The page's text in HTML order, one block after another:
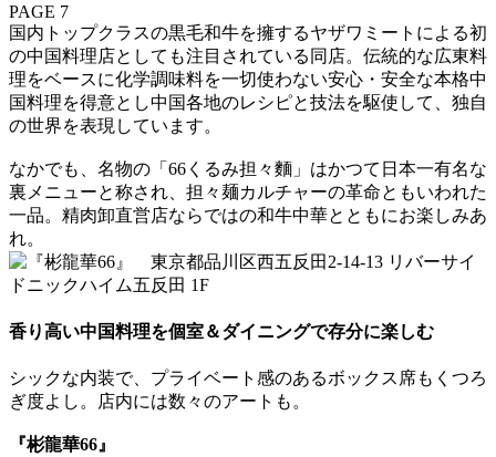
PAGE 7
国内トップクラスの黒毛和牛を擁するヤザワミートによる初
の中国料理店としても注目されている同店。伝統的な広東料
理をベースに化学調味料を一切使わない安心・安全な本格中
国料理を得意とし中国各地のレシピと技法を駆使して、独自
の世界を表現しています。
なかでも、名物の「66くるみ担々麵」はかつて日本一有名な
裏メニューと称され、担々麺カルチャーの革命ともいわれた
一品。精肉卸直営店ならではの和牛中華とともにお楽しみあ
れ。
香り高い中国料理を個室＆ダイニングで存分に楽しむ
シックな内装で、プライベート感のあるボックス席もくつろ
ぎ度よし。店内には数々のアートも。
『彬龍華66』